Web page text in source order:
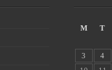
M
T
3
4